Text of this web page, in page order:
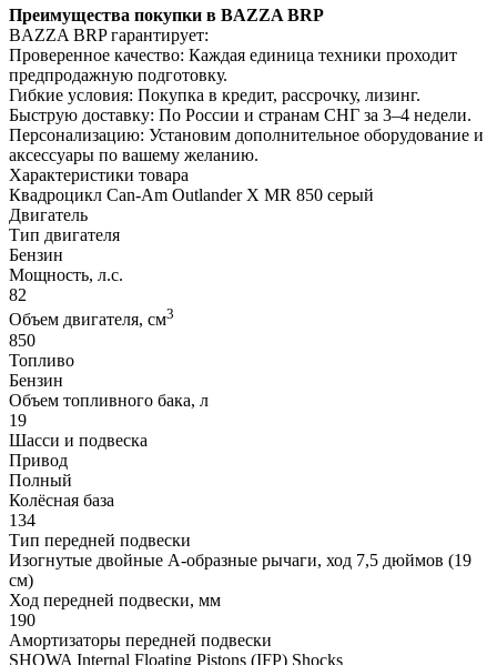
Преимущества покупки в BAZZA BRP
BAZZA BRP гарантирует:
Проверенное качество: Каждая единица техники проходит
предпродажную подготовку.
Гибкие условия: Покупка в кредит, рассрочку, лизинг.
Быструю доставку: По России и странам СНГ за 3–4 недели.
Персонализацию: Установим дополнительное оборудование и
аксессуары по вашему желанию.
Характеристики товара
Квадроцикл Can-Am Outlander X MR 850 серый
Двигатель
Тип двигателя
Бензин
Мощность, л.с.
82
Объем двигателя, см3
850
Топливо
Бензин
Объем топливного бака, л
19
Шасси и подвеска
Привод
Полный
Колёсная база
134
Тип передней подвески
Изогнутые двойные А-образные рычаги, ход 7,5 дюймов (19
см)
Ход передней подвески, мм
190
Амортизаторы передней подвески
SHOWA Internal Floating Pistons (IFP) Shocks